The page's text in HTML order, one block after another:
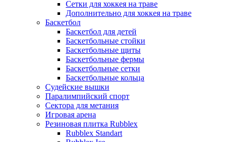
Сетки для хоккея на траве
Дополнительно для хоккея на траве
Баскетбол
Баскетбол для детей
Баскетбольные стойки
Баскетбольные щиты
Баскетбольные фермы
Баскетбольные сетки
Баскетбольные кольца
Судейские вышки
Паралимпийский спорт
Сектора для метания
Игровая арена
Резиновая плитка Rubblex
Rubblex Standart